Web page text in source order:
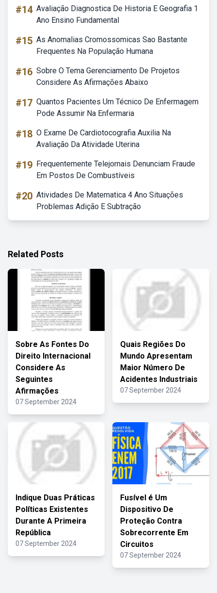
#14 Avaliação Diagnostica De Historia E Geografia 1
Ano Ensino Fundamental
#15 As Anomalias Cromossomicas Sao Bastante
Frequentes Na População Humana
#16 Sobre O Tema Gerenciamento De Projetos
Considere As Afirmações Abaixo
#17 Quantos Pacientes Um Técnico De Enfermagem
Pode Assumir Na Enfermaria
#18 O Exame De Cardiotocografia Auxilia Na
Avaliação Da Atividade Uterina
#19 Frequentemente Telejornais Denunciam Fraude
Em Postos De Combustíveis
#20 Atividades De Matematica 4 Ano Situações
Problemas Adição E Subtração
Related Posts
Sobre As Fontes Do
Direito Internacional
Considere As
Seguintes
Afirmações
07 September 2024
Quais Regiões Do
Mundo Apresentam
Maior Número De
Acidentes Industriais
07 September 2024
Indique Duas Práticas
Políticas Existentes
Durante A Primeira
República
07 September 2024
Fusível é Um
Dispositivo De
Proteção Contra
Sobrecorrente Em
Circuitos
07 September 2024